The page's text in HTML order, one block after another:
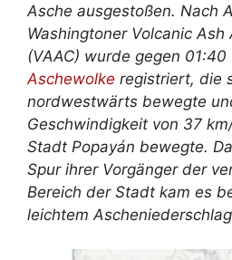
Asche ausgestoßen. Nach
Washingtoner Volcanic
(VAAC) wurde gegen 01:40
Aschewolke registriert, die
nordwestwärts bewegte
Geschwindigkeit von 37
Stadt Popayán bewegte.
Spur ihrer Vorgänger der
Bereich der Stadt kam es
leichtem